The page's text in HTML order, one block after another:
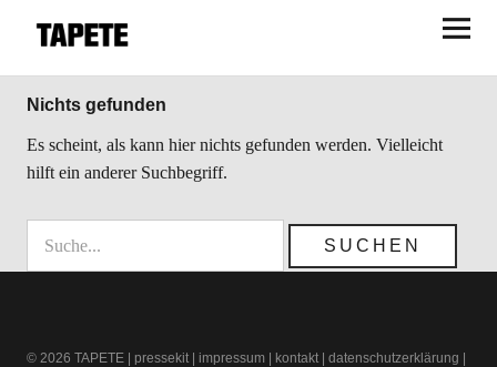
TAPETE
Nichts gefunden
Es scheint, als kann hier nichts gefunden werden. Vielleicht
hilft ein anderer Suchbegriff.
© 2026 TAPETE| pressekit| impressum kontakt| datenschutzerklärung